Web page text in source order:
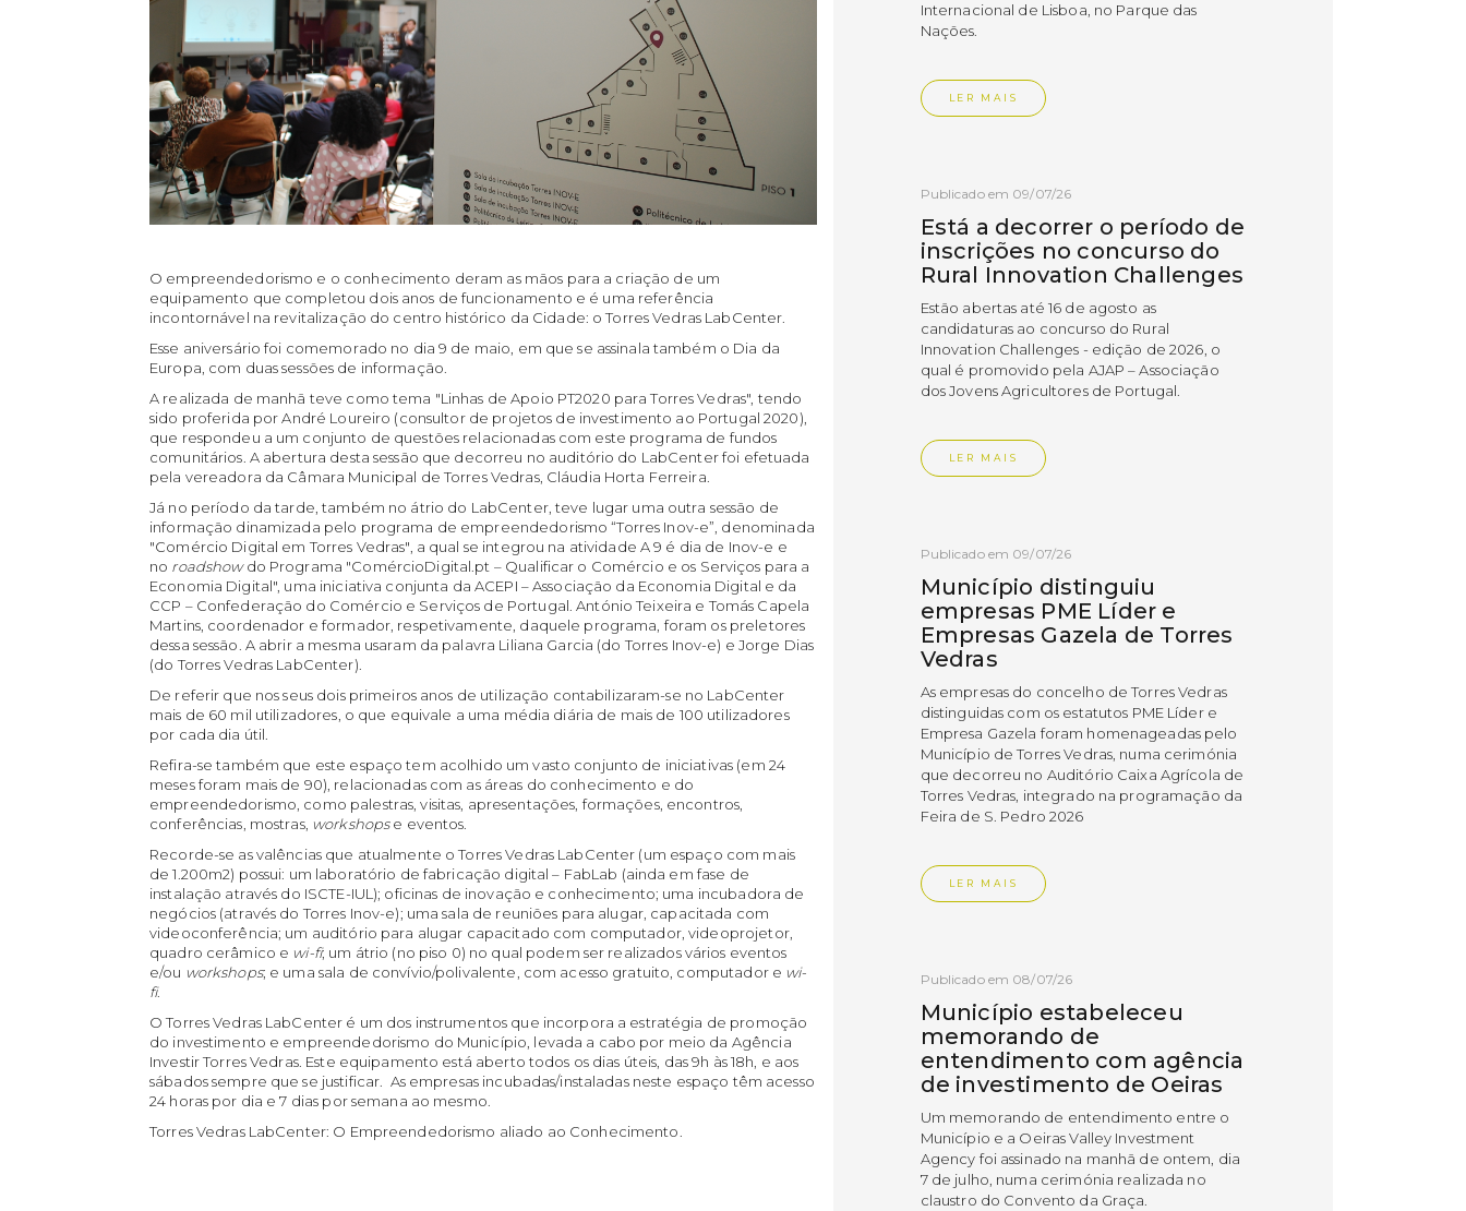
O empreendedorismo e o conhecimento deram as mãos para a criação de um
equipamento que completou dois anos de funcionamento e é uma referência
incontornável na revitalização do centro histórico da Cidade: o Torres Vedras LabCenter.
Esse aniversário foi comemorado no dia 9 de maio, em que se assinala também o Dia da
Europa, com duas sessões de informação.
A realizada de manhã teve como tema "Linhas de Apoio PT2020 para Torres Vedras", tendo
sido proferida por André Loureiro (consultor de projetos de investimento ao Portugal 2020),
que respondeu a um conjunto de questões relacionadas com este programa de fundos
comunitários. A abertura desta sessão que decorreu no auditório do LabCenter foi efetuada
pela vereadora da Câmara Municipal de Torres Vedras, Cláudia Horta Ferreira.
Já no período da tarde, também no átrio do LabCenter, teve lugar uma outra sessão de
informação dinamizada pelo programa de empreendedorismo “Torres Inov-e”, denominada
"Comércio Digital em Torres Vedras", a qual se integrou na atividade A 9 é dia de Inov-e e
no roadshowdo Programa "ComércioDigital.pt – Qualificar o Comércio e os Serviços para a
Economia Digital", uma iniciativa conjunta da ACEPI – Associação da Economia Digital e da
CCP – Confederação do Comércio e Serviços de Portugal. António Teixeira e Tomás Capela
Martins, coordenador e formador, respetivamente, daquele programa, foram os preletores
dessa sessão. A abrir a mesma usaram da palavra Liliana Garcia (do Torres Inov-e) e Jorge Dias
(do Torres Vedras LabCenter).
De referir que nos seus dois primeiros anos de utilização contabilizaram-se no LabCenter
mais de 60 mil utilizadores, o que equivale a uma média diária de mais de 100 utilizadores
por cada dia útil.
Refira-se também que este espaço tem acolhido um vasto conjunto de iniciativas (em 24
meses foram mais de 90), relacionadas com as áreas do conhecimento e do
empreendedorismo, como palestras, visitas, apresentações, formações, encontros,
conferências, mostras, workshopse eventos.
Recorde-se as valências que atualmente o Torres Vedras LabCenter (um espaço com mais
de 1.200m2) possui: um laboratório de fabricação digital – FabLab (ainda em fase de
instalação através do ISCTE-IUL); oficinas de inovação e conhecimento; uma incubadora de
negócios (através do Torres Inov-e); uma sala de reuniões para alugar, capacitada com
videoconferência; um auditório para alugar capacitado com computador, videoprojetor,
quadro cerâmico e wi-fi; um átrio (no piso 0) no qual podem ser realizados vários eventos
e/ou workshops; e uma sala de convívio/polivalente, com acesso gratuito, computador e wi-
fi.
O Torres Vedras LabCenter é um dos instrumentos que incorpora a estratégia de promoção
do investimento e empreendedorismo do Município, levada a cabo por meio da Agência
Investir Torres Vedras. Este equipamento está aberto todos os dias úteis, das 9h às 18h, e aos
sábados sempre que se justificar. As empresas incubadas/instaladas neste espaço têm acesso
24 horas por dia e 7 dias por semana ao mesmo.
Torres Vedras LabCenter: O Empreendedorismo aliado ao Conhecimento.
Internacional de Lisboa, no Parque das
Nações.
LER MAIS
Publicado em 09/07/26
Está a decorrer o período de
inscrições no concurso do
Rural Innovation Challenges
Estão abertas até 16 de agosto as
candidaturas ao concurso do Rural
Innovation Challenges - edição de 2026, o
qual é promovido pela AJAP – Associação
dos Jovens Agricultores de Portugal.
LER MAIS
Publicado em 09/07/26
Município distinguiu
empresas PME Líder e
Empresas Gazela de Torres
Vedras
As empresas do concelho de Torres Vedras
distinguidas com os estatutos PME Líder e
Empresa Gazela foram homenageadas pelo
Município de Torres Vedras, numa cerimónia
que decorreu no Auditório Caixa Agrícola de
Torres Vedras, integrado na programação da
Feira de S. Pedro 2026
LER MAIS
Publicado em 08/07/26
Município estabeleceu
memorando de
entendimento com agência
de investimento de Oeiras
Um memorando de entendimento entre o
Município e a Oeiras Valley Investment
Agency foi assinado na manhã de ontem, dia
7 de julho, numa cerimónia realizada no
claustro do Convento da Graça.